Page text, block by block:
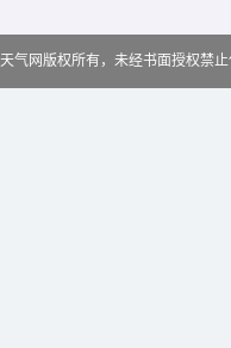
天气网版权所有，未经书面授权